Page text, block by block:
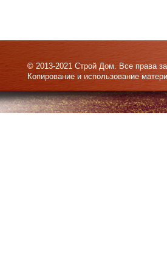
© 2013-2021 Строй Дом. Все права
Копирование и использование